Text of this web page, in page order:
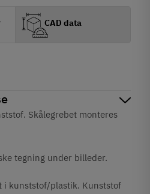
Skålegrebet monteres
tegning under billeder.
i kunststof/plastik. Kunststof
CAD data